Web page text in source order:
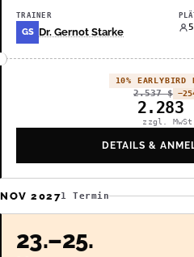
TRAINER
GS Dr. Gernot Starke
10% EARLYBIRD
2.537$
2.283
zzgl. MwSt.
DETAILS &
NOV 20271 Termin
23.–25.